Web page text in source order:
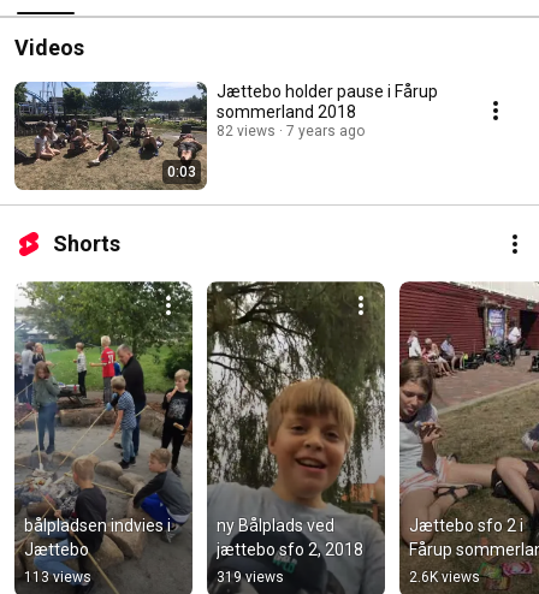
Videos
0:03
Jættebo holder pause i Fårup
sommerland 2018
82 views 7 years ago
Shorts
bålpladsen indvies i
Jættebo
113 views
ny Bålplads ved
jættebo sfo 2, 2018
319 views
Jættebo sfo 2 i
Fårup
2.6K views